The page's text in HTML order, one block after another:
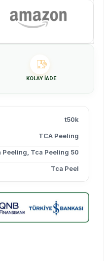
KOLAY İADE
t50k
TCA Peeling
Peeling Tca Peeling 50
Tca Peel